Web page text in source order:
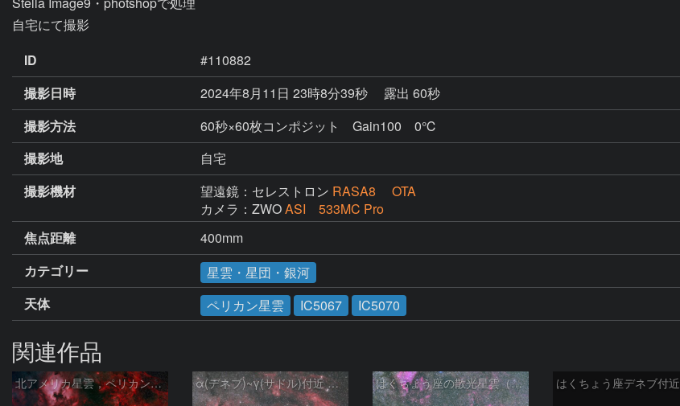
ID
#110882
撮影日時
2024年8月11日 23時8分39秒
露出 60秒
撮影方法
60秒×60枚コンポジット Gain100 0℃
撮影地
自宅
撮影機材
望遠鏡：セレストロン RASA8 OTA
カメラ：ZWOASI 533MC Pro
焦点距離
400mm
カテゴリー
星雲・星団・銀河
天体
ペリカン星雲 IC5067 IC5070
関連作品
北アメリカ星雲，ペリカン星雲，サドル付近，クレセント星雲，網状星雲・・・etc α(デネブ)~γ(サドル)付近 NGC7000 北アメリカ星雲 IC5067~5070 ペリカン星雲 はくちょう座 はくちょう座の散光星雲（１００ｍｍ）